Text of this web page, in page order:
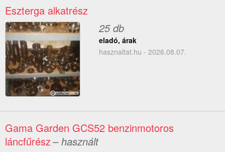
Eszterga alkatrész
25 db
eladó, árak
hasznaltat.hu - 2026.08.07.
Gama Garden GCS52 benzinmotoros
láncfűrész– használt